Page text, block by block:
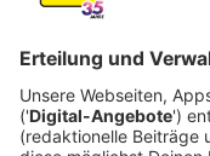
Der Düsseldorfer
hat am Rheinufer
Mammutzahn
ungewöhnlich gut",